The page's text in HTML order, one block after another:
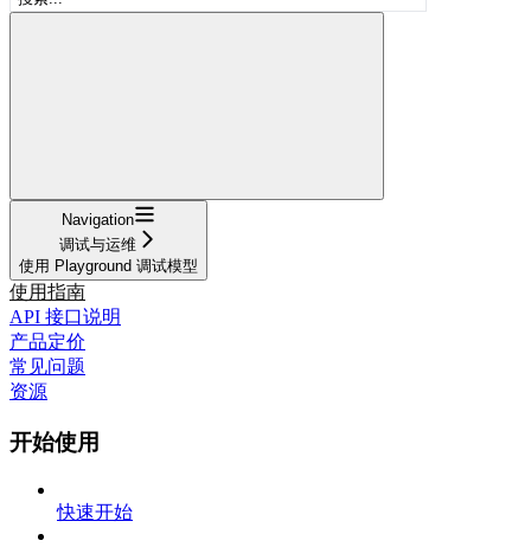
Navigation
调试与运维
使用 Playground 调试模型
使用指南
API 接口说明
产品定价
常见问题
资源
开始使用
快速开始